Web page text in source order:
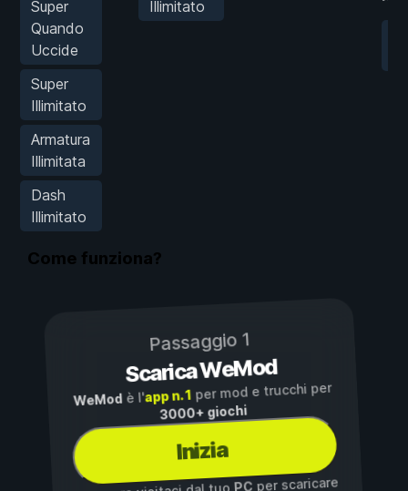
Super
Quando
Uccide
Super
Illimitato
Armatura
Illimitata
Dash
Illimitato
Illimitato
Come funziona?
Passaggio 1
Scarica WeMod
WeMod è l'app n. 1per mod e trucchi per
3000+ giochi
Inizia
PC per scaricare